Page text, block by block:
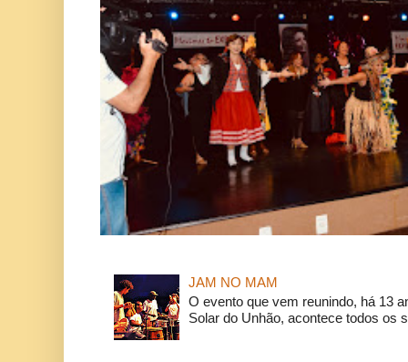
JAM NO MAM
O evento que vem reunindo, há 13
Solar do Unhão, acontece todos os